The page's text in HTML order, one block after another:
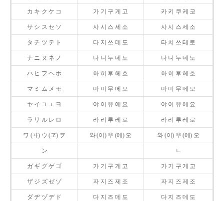
カ キ ク ケ コ 가 기 구 게 고 카 키 쿠 케 코
サ シ ス セ ソ 사 시 스 세 소 사 시 스 세 소
タ チ ツ テ ト 다 지 쓰 데 도 타 치 쓰 테 토
ナ ニ ヌ ネ ノ 나 니 누 네 노 나 니 누 네 노
ハ ヒ フ ヘ ホ 하 히 후 헤 호 하 히 후 헤 호
マ ミ ム メ モ 마 미 무 메 모 마 미 무 메 모
ヤ イ ユ エ ヨ 야 이 유 에 요 야 이 유 에 요
ラ リ ル レ ロ 라 리 루 레 로 라 리 루 레 로
ワ (ヰ) ウ (ヱ) ヲ 와 (이) 우 (에) 오 와 (이) 우 (에) 오
ン ㄴ
ガ ギ グ ゲ ゴ 가 기 구 게 고 가 기 구 게 고
ザ ジ ズ ゼ ゾ 자 지 즈 제 조 자 지 즈 제 조
ダ ヂ ヅ デ ド 다 지 즈 데 도 다 지 즈 데 도